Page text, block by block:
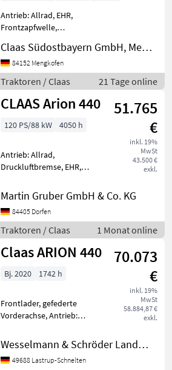
Antrieb: Allrad, EHR,
Frontzapfwelle,
km/h: 40 km/h,
Zapfwellendrehzahl:
540/750/1000,
Fronthydraulik Für weitere
Informationen sprechen Sie
uns
Claas Südostbayern GmbH, Mengkofen
84152 Mengkofen
Traktoren / Claas 21 Tage online
CLAAS Arion 440
51.765
€
inkl. 19%
MwSt
43.500 €
exkl.
120 PS/88 kW 4050 h
Antrieb: Allrad,
Druckluftbremse, EHR,
km/h: 40 km/h, Luftsitz,
Plattform: Kabine,
Zapfwellendrehzahl:
540/750/1000 CLAAS ARION
440 4-Zylinder 4,
Martin Gruber GmbH & Co. KG
84405 Dorfen
Traktoren / Claas 1 Monat online
Claas ARION 440
70.073
€
inkl. 19%
MwSt
58.884,87 €
exkl.
Bj. 2020 1742 h
Frontlader, gefederte
Vorderachse, Antrieb:
Landmaschine:
Lastschaltgetriebe,
Klimaanlage, Powershuttle,
Wesselmann & Schröder Landmaschinen Lastrup-Schnelten
49688 Lastrup-Schnelten